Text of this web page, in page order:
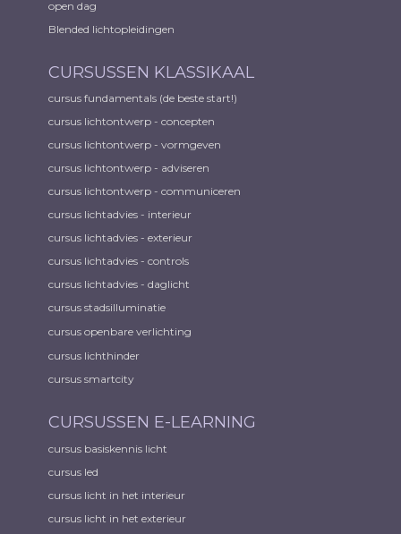
open dag
Blended lichtopleidingen
CURSUSSEN KLASSIKAAL
cursus fundamentals (de beste start!)
cursus lichtontwerp - concepten
cursus lichtontwerp - vormgeven
cursus lichtontwerp - adviseren
cursus lichtontwerp - communiceren
cursus lichtadvies - interieur
cursus lichtadvies - exterieur
cursus lichtadvies - controls
cursus lichtadvies - daglicht
cursus stadsilluminatie
cursus openbare verlichting
cursus lichthinder
cursus smartcity
CURSUSSEN E-LEARNING
cursus basiskennis licht
cursus led
cursus licht in het interieur
cursus licht in het exterieur